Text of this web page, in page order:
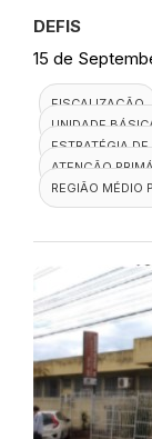
DEFIS
15 de
FISCALIZAÇÃO
UNIDADE
ESTRATÉGIA
ATENÇÃO
REGIÃO MÉDIO